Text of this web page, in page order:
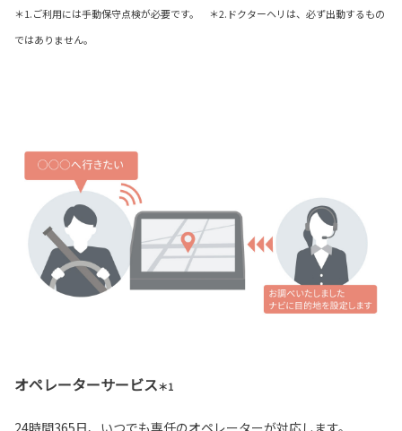
＊1.ご利用には手動保守点検が必要です。 ＊2.ドクターヘリは、必ず出動するもの
ではありません。
オペレーターサービス＊1
24時間365日、いつでも専任のオペレーターが対応します。